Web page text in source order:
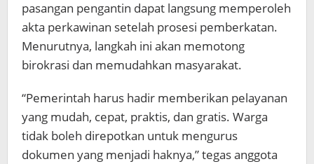
pasangan pengantin dapat langsung memperoleh
akta perkawinan setelah prosesi pemberkatan.
Menurutnya, langkah ini akan memotong
birokrasi dan memudahkan masyarakat.
“Pemerintah harus hadir memberikan pelayanan
yang mudah, cepat, praktis, dan gratis. Warga
tidak boleh direpotkan untuk mengurus
dokumen yang menjadi haknya,” tegas anggota